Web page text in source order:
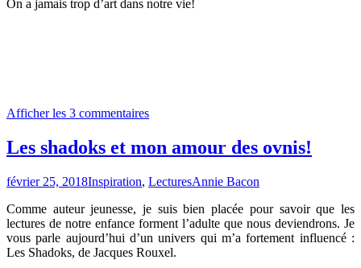
On a jamais trop d’art dans notre vie!
Afficher les 3 commentaires
Les shadoks et mon amour des ovnis!
février 25, 2018Inspiration, LecturesAnnie Bacon
Comme auteur jeunesse, je suis bien placée pour savoir que les
lectures de notre enfance forment l’adulte que nous deviendrons. Je
vous parle aujourd’hui d’un univers qui m’a fortement influencé :
Les Shadoks, de Jacques Rouxel.